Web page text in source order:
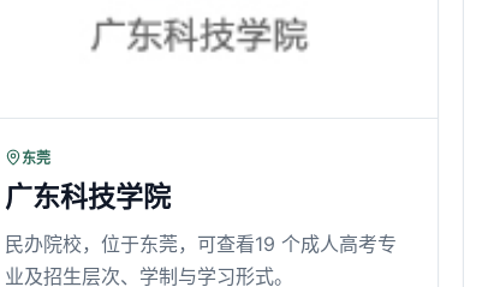
东莞
广东科技学院
民办院校，位于东莞，可查看19 个成人高考专
业及招生层次、学制与学习形式。